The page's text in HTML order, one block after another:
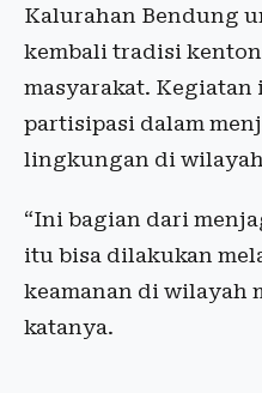
Kalurahan Bendung
kembali tradisi
masyarakat.
partisipasi dalam
lingkungan di
“Ini bagian dari
itu bisa dilakukan
keamanan di wilayah
katanya.